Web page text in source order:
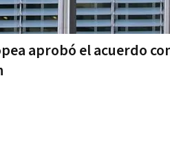
aprobó el acuerdo